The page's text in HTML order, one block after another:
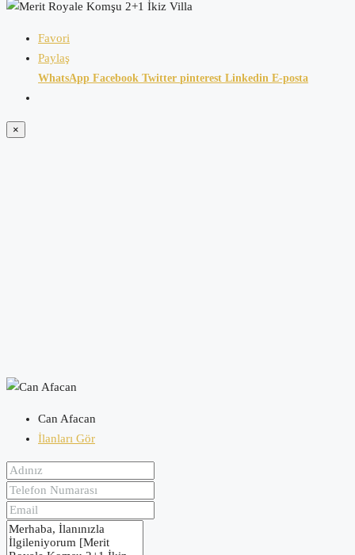
Favori
Paylaş
WhatsApp Facebook Twitter pinterest Linkedin E-posta
×
Can Afacan
İlanları Gör